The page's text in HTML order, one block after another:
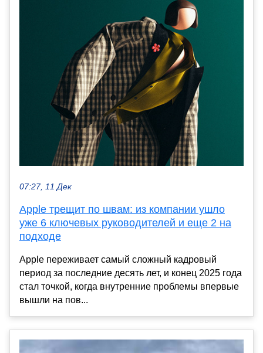
07:27, 11 Дек
Apple трещит по швам: из компании ушло
уже 6 ключевых руководителей и еще 2 на
подходе
Apple переживает самый сложный кадровый
период за последние десять лет, и конец 2025 года
стал точкой, когда внутренние проблемы впервые
вышли на пов...